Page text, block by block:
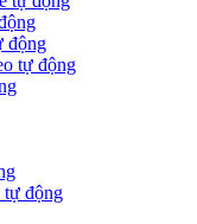
động
tự động
tự động